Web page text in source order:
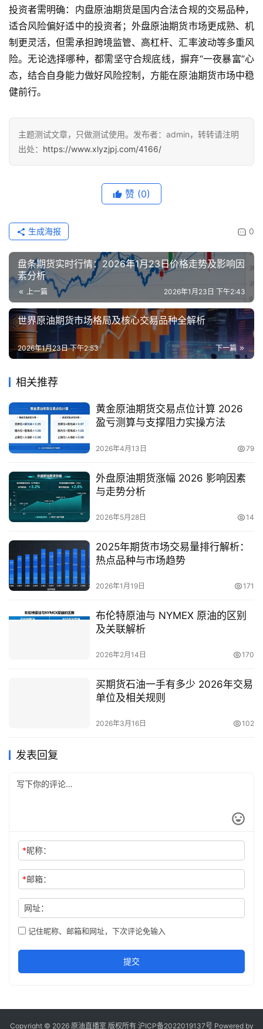
投资者需明确：内盘原油期货是国内合法合规的交易品种，
适合风险偏好适中的投资者；外盘原油期货市场更成熟、机
制更灵活，但需承担跨境监管、高杠杆、汇率波动等多重风
险。无论选择哪种，都需坚守合规底线，摒弃“一夜暴富”心
态，结合自身能力做好风险控制，方能在原油期货市场中稳
健前行。
主题测试文章，只做测试使用。发布者：admin，转转请注明
出处： https://www.xlyzjpj.com/4166/
赞 (0)
0
生成海报
盘条期货实时行情：2026年1月23日价格走势及影响因
素分析
上一篇 2026年1月23日 下午2:43
世界原油期货市场格局及核心交易品种全解析
下一篇
2026年1月23日 下午2:53
相关推荐
黄金原油期货交易点位计算 2026
盈亏测算与支撑阻力实操方法
2026年4月13日 79
外盘原油期货涨幅 2026 影响因素
与走势分析
2026年5月28日 14
2025年期货市场交易量排行解析：
热点品种与市场趋势
2026年1月19日 171
布伦特原油与 NYMEX 原油的区别
及关联解析
2026年2月14日 170
买期货石油一手有多少 2026年交易
单位及相关规则
2026年3月16日 102
发表回复
*昵称：
*邮箱：
网址：
记住昵称、邮箱和网址，下次评论免输入
提交
Copyright © 2026 原油直播室 版权所有 沪ICP备2022019137号 Powered by